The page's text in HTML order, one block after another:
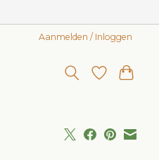
Aanmelden / Inloggen